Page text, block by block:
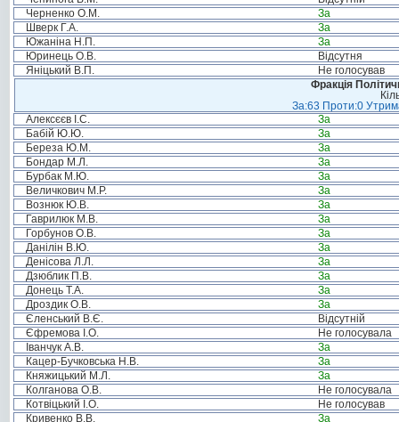
Черненко О.М.
За
Шверк Г.А.
За
Южаніна Н.П.
За
Юринець О.В.
Відсутня
Яніцький В.П.
Не голосував
Фракція
За:63 Проти:0
Алексєєв І.С.
За
Бабій Ю.Ю.
За
Береза Ю.М.
За
Бондар М.Л.
За
Бурбак М.Ю.
За
Величкович М.Р.
За
Вознюк Ю.В.
За
Гаврилюк М.В.
За
Горбунов О.В.
За
Данілін В.Ю.
За
Денісова Л.Л.
За
Дзюблик П.В.
За
Донець Т.А.
За
Дроздик О.В.
За
Єленський В.Є.
Відсутній
Єфремова І.О.
Не голосувала
Іванчук А.В.
За
Кацер-Бучковська Н.В.
За
Княжицький М.Л.
За
Колганова О.В.
Не голосувала
Котвіцький І.О.
Не голосував
Кривенко В.В.
За